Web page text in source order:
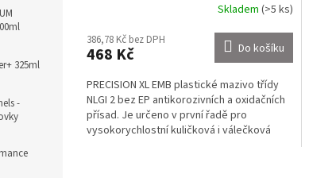
325ml
-
Skladem (>5 ks)
386,78 Kč bez DPH
468 Kč Do košíku
PRECISION XL EMB plastické mazivo třídy
NLGI 2 bez EP antikorozivních a oxidačních
přísad. Je určeno v první řadě pro
vysokorychlostní kuličková i válečková